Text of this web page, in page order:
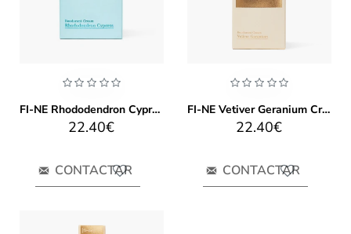
FI-NE Rhododendron Cypress Crema Desodorante
22.40€
CONTACTAR
FI-NE Vetiver Geranium Crema Desodorante
22.40€
CONTACTAR